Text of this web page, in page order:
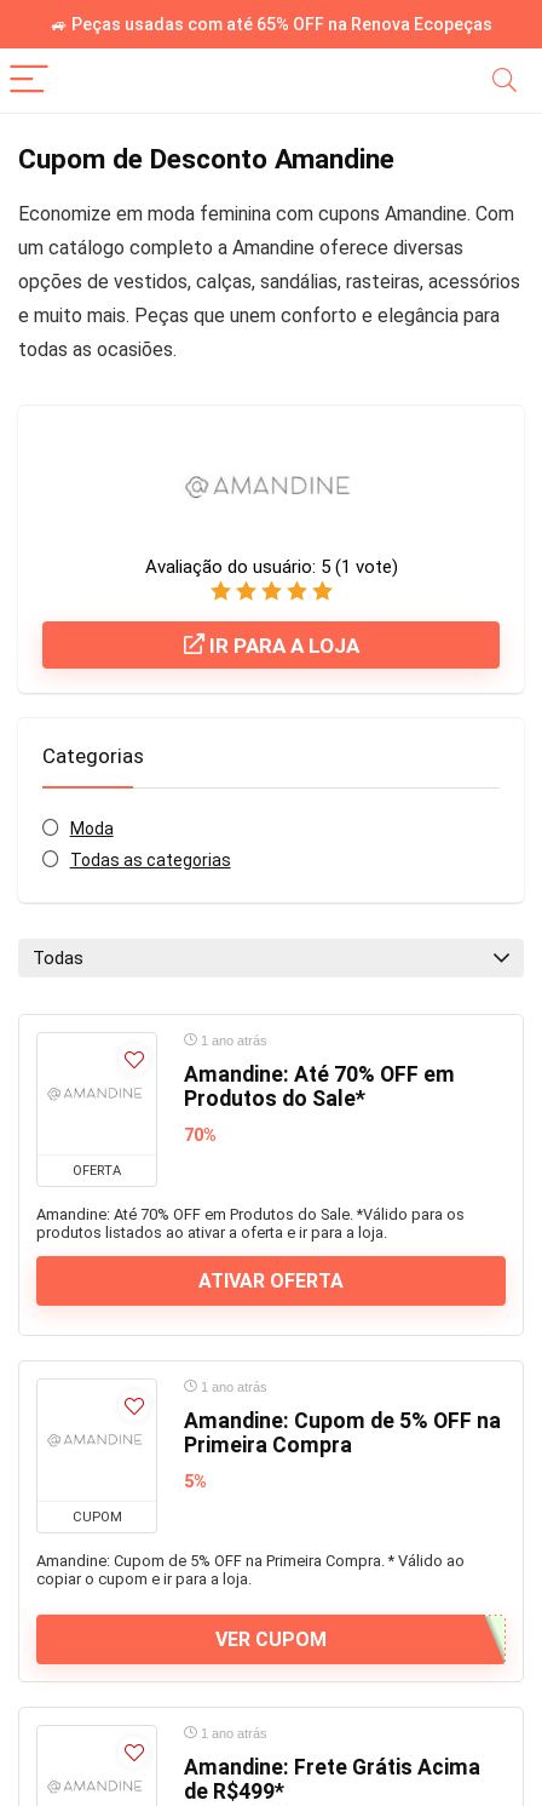
🚙 Peças usadas com até 65% OFF na Renova Ecopeças
Cupom de Desconto Amandine
Economize em moda feminina com cupons Amandine. Com
um catálogo completo a Amandine oferece diversas
opções de vestidos, calças, sandálias, rasteiras, acessórios
e muito mais. Peças que unem conforto e elegância para
todas as ocasiões.
Avaliação do usuário: 5 (1 vote)
IR PARA A LOJA
Categorias
Moda
Todas as categorias
Todas
OFERTA
1 ano atrás
Amandine: Até 70% OFF em
Produtos do Sale*
70%
Amandine: Até 70% OFF em Produtos do Sale. *Válido para os
produtos listados ao ativar a oferta e ir para a loja.
ATIVAR OFERTA
CUPOM
1 ano atrás
Amandine: Cupom de 5% OFF na
Primeira Compra
5%
Amandine: Cupom de 5% OFF na Primeira Compra. * Válido ao
copiar o cupom e ir para a loja.
VER CUPOM
1 ano atrás
Amandine: Frete Grátis Acima
de R$499*